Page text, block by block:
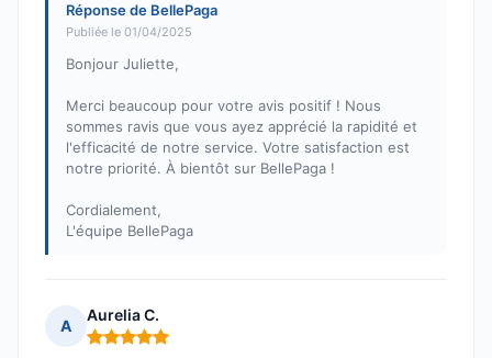
Réponse de BellePaga
Publiée le 01/04/2025
Bonjour Juliette,
Merci beaucoup pour votre avis positif ! Nous
sommes ravis que vous ayez apprécié la rapidité et
l'efficacité de notre service. Votre satisfaction est
notre priorité. À bientôt sur BellePaga !
Cordialement,
L'équipe BellePaga
A
Aurelia C.
Note : 5 sur 5